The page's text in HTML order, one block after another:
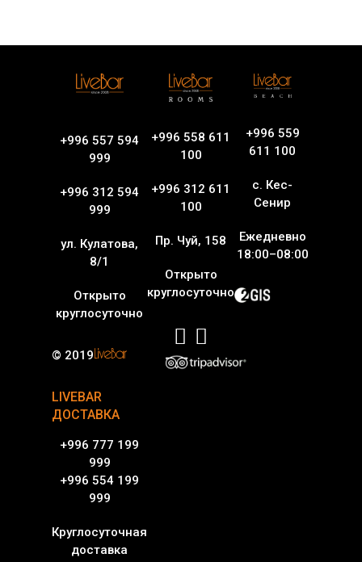
+996 557 594
999
+996 312 594
999
ул. Кулатова,
8/1
Открыто
круглосуточно
© 2019
LIVEBAR
ДОСТАВКА
+996 777 199
999
+996 554 199
999
Круглосуточная
доставка
+996 558 611
100
+996 312 611
100
Пр. Чуй, 158
Открыто
круглосуточно
+996 559
611 100
с. Кес-
Сенир
Ежедневно
18:00–08:00